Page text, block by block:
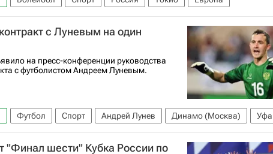
(Калининград)
с Луневым на один
на пресс-конференции руководства
с футболистом Андреем Луневым.
Футбол Спорт Андрей Лунев Динамо (Москва)
Уфа
России по футболу)
"Финал шести" Кубка России по